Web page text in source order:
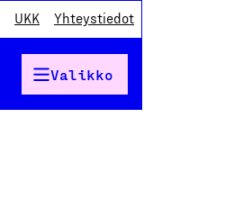
UKK Yhteystiedot
Valikko